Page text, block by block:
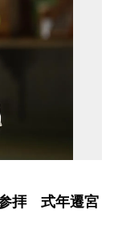
参拝 式年遷宮